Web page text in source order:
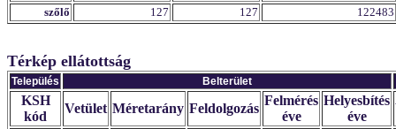
szőlő
127 127 122483
Térkép ellátottság
Település Belterület
KSH
kód
Vetület Méretarány Feldolgozás
Felmérés
éve
Helyesbítés
éve